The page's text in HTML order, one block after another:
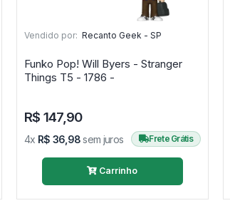
Vendido por: Recanto Geek - SP
Funko Pop! Will Byers - Stranger
Things T5 - 1786 -
R$ 147,90
4x R$ 36,98sem juros Frete Grátis
Carrinho